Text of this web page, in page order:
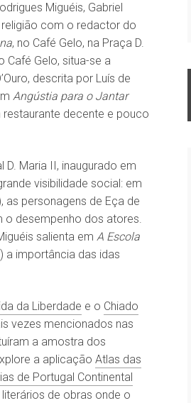
Miguéis, Gabriel
com o redactor do
, no Café Gelo, na Praça D.
Café Gelo, situa-se a
descrita por Luís de
Angústia para o Jantar
decente e pouco
D. Maria II, inaugurado em
visibilidade social: em
as personagens de Eça de
o desempenho dos atores.
salienta em A Escola
a importância das idas
da Liberdade e o Chiado
vezes mencionados nas
a amostra dos
a aplicação Atlas das
de Portugal Continental
de obras onde o